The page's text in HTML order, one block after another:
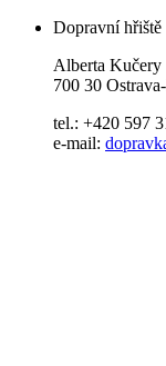
Dopravní hřiště
Alberta Kučery
700 30
tel.: +420 597
e-mail: